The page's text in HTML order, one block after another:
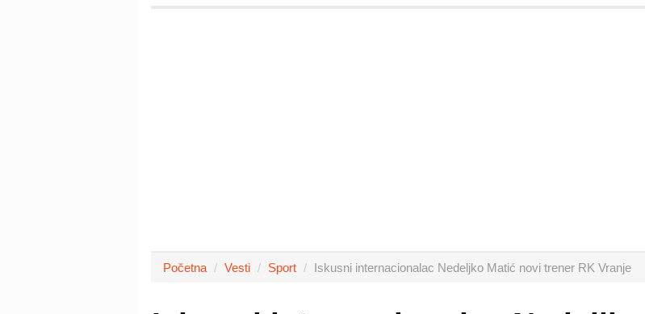
Početna Vesti Sport Iskusni internacionalac Nedeljko Matić novi trener RK Vranje